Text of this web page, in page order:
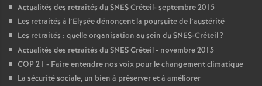
Actualités des retraités duSNESCréteil- septembre 2015
Les retraités à l’Elysée dénoncent la poursuite de l’austérité
Les retraités : quelle organisation au sein duSNES-Créteil?
Actualités des retraités duSNESCréteil - novembre 2015
COP21 - Faire entendre nos voix pour le changement climatique
La sécurité sociale, un bien à préserver et à améliorer